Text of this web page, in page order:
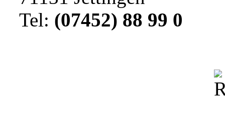
Tel: (07452) 88 99 0